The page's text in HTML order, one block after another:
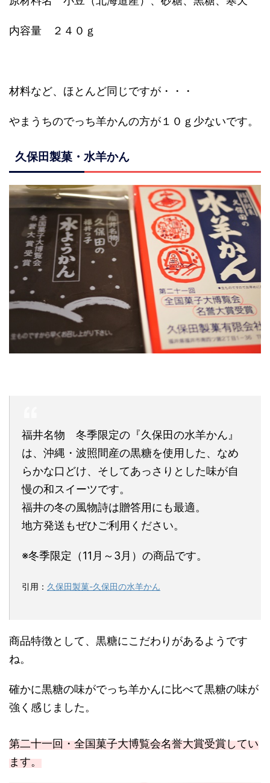
内容量 ２４０ｇ
材料など、ほとんど同じですが・・・
やまうちのでっち羊かんの方が１０ｇ少ないです。
久保田製菓・水羊かん
福井名物 冬季限定の『久保田の水羊かん』
は、沖縄・波照間産の黒糖を使用した、なめ
らかな口どけ、そしてあっさりとした味が自
慢の和スイーツです。
福井の冬の風物詩は贈答用にも最適。
地方発送もぜひご利用ください。
※冬季限定（11月～3月）の商品です。
引用： 久保田製菓-久保田の水羊かん
商品特徴として、黒糖にこだわりがあるようです
ね。
確かに黒糖の味がでっち羊かんに比べて黒糖の味が
強く感じました。
第二十一回・全国菓子大博覧会名誉大賞受賞してい
ます。